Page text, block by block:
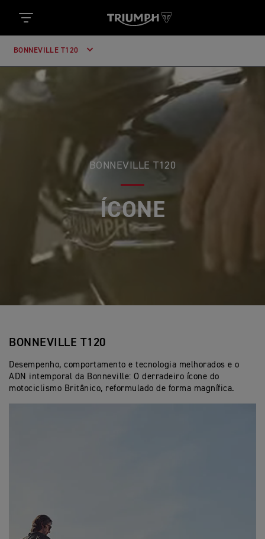
BONNEVILLE T120
BONNEVILLE T120
ÍCONE
BONNEVILLE T120
Desempenho, comportamento e tecnologia melhorados e o
ADN intemporal da Bonneville: O derradeiro ícone do
motociclismo Britânico, reformulado de forma magnífica.